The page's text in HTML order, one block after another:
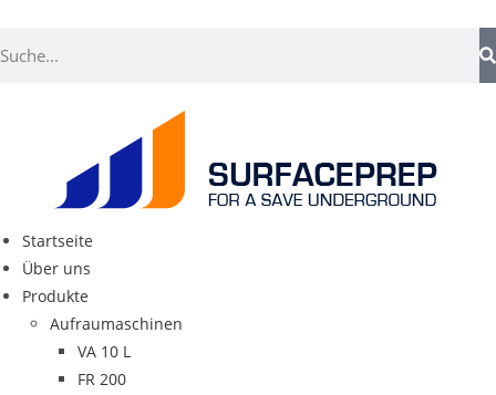
Startseite
Über uns
Produkte
Aufraumaschinen
VA 10 L
FR 200